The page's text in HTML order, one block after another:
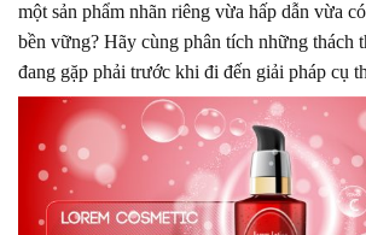
một sản phẩm nhãn riêng vừa hấp dẫn vừa
bền vững? Hãy cùng phân tích những thách
đang gặp phải trước khi đi đến giải pháp cụ